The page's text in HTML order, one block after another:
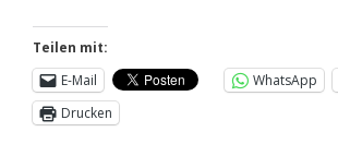
Teilen mit:
E-Mail
WhatsApp
Drucken